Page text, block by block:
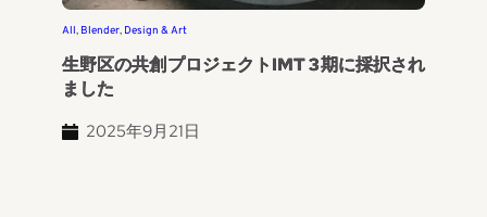
All, Blender, Design & Art
生野区の共創プロジェクトIMT 3期に採択され
ました
2025年9月21日